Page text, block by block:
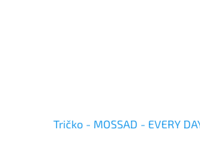
Tričko - MOSSAD - EVERY